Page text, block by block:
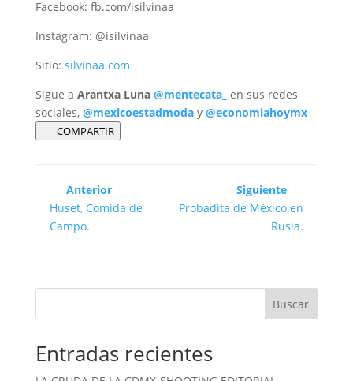
Facebook: fb.com/isilvinaa
Instagram: @isilvinaa
Sitio: silvinaa.com
Sigue a Arantxa Luna @mentecata_ en sus redes
sociales, @mexicoestadmoday @economiahoymx
COMPARTIR
Anterior
Huset, Comida de
Campo.
Siguiente
Probadita de México en
Rusia.
Buscar
Entradas recientes